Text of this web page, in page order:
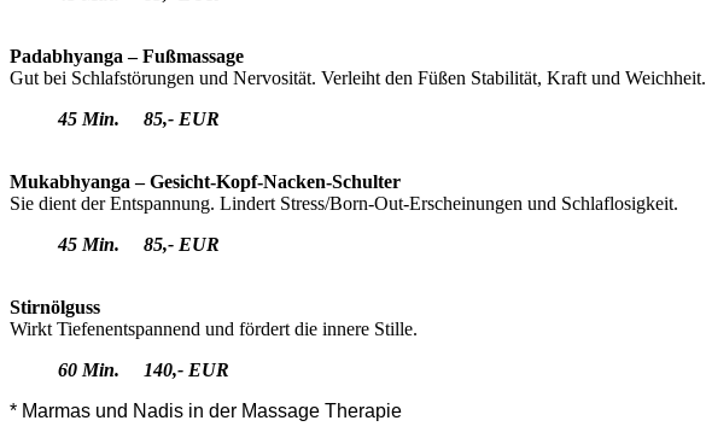
Padabhyanga – Fußmassage
Gut bei Schlafstörungen und Nervosität. Verleiht den Füßen Stabilität, Kraft und Weichheit.
45 Min. 85,- EUR
Mukabhyanga – Gesicht-Kopf-Nacken-Schulter
Sie dient der Entspannung. Lindert Stress/Born-Out-Erscheinungen und Schlaflosigkeit.
45 Min. 85,- EUR
Stirnölguss
Wirkt Tiefenentspannend und fördert die innere Stille.
60 Min. 140,- EUR
* Marmas und Nadis in der Massage Therapie